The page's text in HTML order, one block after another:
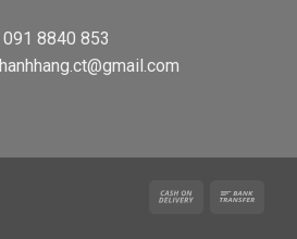
091 8840 853
Cash